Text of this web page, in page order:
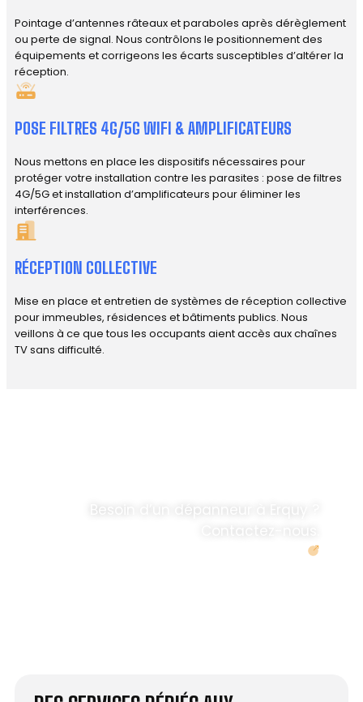
Pointage d’antennes râteaux et paraboles après dérèglement
ou perte de signal. Nous contrôlons le positionnement des
équipements et corrigeons les écarts susceptibles d’altérer la
réception.
POSE FILTRES 4G/5G WIFI & AMPLIFICATEURS
Nous mettons en place les dispositifs nécessaires pour
protéger votre installation contre les parasites : pose de filtres
4G/5G et installation d’amplificateurs pour éliminer les
interférences.
RÉCEPTION COLLECTIVE
Mise en place et entretien de systèmes de réception collective
pour immeubles, résidences et bâtiments publics. Nous
veillons à ce que tous les occupants aient accès aux chaînes
TV sans difficulté.
Besoin d’un dépanneur à Erquy ?